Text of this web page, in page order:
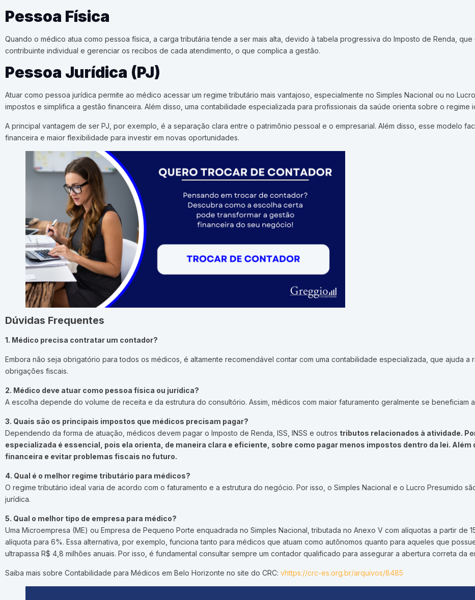
Pessoa Física
Quando o médico atua como pessoa física, a carga tributária tende a ser mais alta, devido à tabela progressiva do Imposto de Renda,
contribuinte individual e gerenciar os recibos de cada atendimento, o que complica a gestão.
Pessoa Jurídica (PJ)
Atuar como pessoa jurídica permite ao médico acessar um regime tributário mais vantajoso, especialmente no Simples Nacional ou no
impostos e simplifica a gestão financeira. Além disso, uma contabilidade especializada para profissionais da saúde orienta sobre o
A principal vantagem de ser PJ, por exemplo, é a separação clara entre o patrimônio pessoal e o empresarial. Além disso, esse modelo
financeira e maior flexibilidade para investir em novas oportunidades.
Dúvidas Frequentes
1. Médico precisa contratar um contador?
Embora não seja obrigatório para todos os médicos, é altamente recomendável contar com uma contabilidade especializada, que ajuda a
obrigações fiscais.
2. Médico deve atuar como pessoa física ou jurídica?
A escolha depende do volume de receita e da estrutura do consultório. Assim, médicos com maior faturamento geralmente se beneficiam
3. Quais são os principais impostos que médicos precisam pagar?
Dependendo da forma de atuação, médicos devem pagar o Imposto de Renda, ISS, INSS e outros tributos relacionados à atividade.
especializada é essencial, pois ela orienta, de maneira clara e eficiente, sobre como pagar menos impostos dentro da lei.
financeira e evitar problemas fiscais no futuro.
4. Qual é o melhor regime tributário para médicos?
O regime tributário ideal varia de acordo com o faturamento e a estrutura do negócio. Por isso, o Simples Nacional e o Lucro Presumido
jurídica.
5. Qual o melhor tipo de empresa para médico?
Uma Microempresa (ME) ou Empresa de Pequeno Porte enquadrada no Simples Nacional, tributada no Anexo V com alíquotas a partir de
alíquota para 6%. Essa alternativa, por exemplo, funciona tanto para médicos que atuam como autônomos quanto para aqueles que
ultrapassa R$ 4,8 milhões anuais. Por isso, é fundamental consultar sempre um contador qualificado para assegurar a abertura correta da
Saiba mais sobre Contabilidade para Médicos em Belo Horizonte no site do CRC: vhttps://crc-es.org.br/arquivos/8485